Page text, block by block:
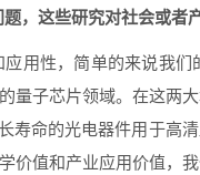
，这些研究对社会或者
用性，简单的来说我
量子芯片领域。在这两
寿命的光电器件用于高
价值和产业应用价值，